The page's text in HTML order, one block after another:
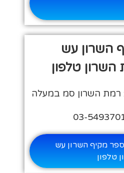
השרון עש
טלפון
השרון סמ במעלה
מקיף השרון עש